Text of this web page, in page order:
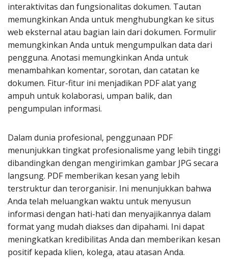
interaktivitas dan fungsionalitas dokumen. Tautan
memungkinkan Anda untuk menghubungkan ke situs
web eksternal atau bagian lain dari dokumen. Formulir
memungkinkan Anda untuk mengumpulkan data dari
pengguna. Anotasi memungkinkan Anda untuk
menambahkan komentar, sorotan, dan catatan ke
dokumen. Fitur-fitur ini menjadikan PDF alat yang
ampuh untuk kolaborasi, umpan balik, dan
pengumpulan informasi.
Dalam dunia profesional, penggunaan PDF
menunjukkan tingkat profesionalisme yang lebih tinggi
dibandingkan dengan mengirimkan gambar JPG secara
langsung. PDF memberikan kesan yang lebih
terstruktur dan terorganisir. Ini menunjukkan bahwa
Anda telah meluangkan waktu untuk menyusun
informasi dengan hati-hati dan menyajikannya dalam
format yang mudah diakses dan dipahami. Ini dapat
meningkatkan kredibilitas Anda dan memberikan kesan
positif kepada klien, kolega, atau atasan Anda.